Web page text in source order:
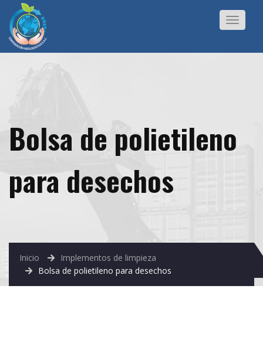
Toggle
Bolsa de polietileno
para desechos
Inicio
Implementos de limpieza
Bolsa de polietileno para desechos